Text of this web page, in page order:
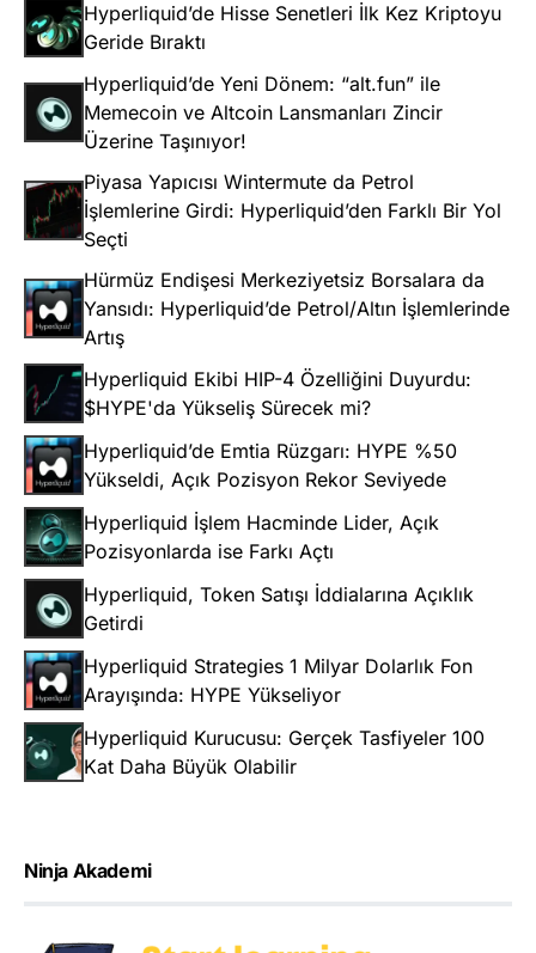
Hyperliquid’de Hisse Senetleri İlk Kez Kriptoyu
Geride Bıraktı
Hyperliquid’de Yeni Dönem: “alt.fun” ile
Memecoin ve Altcoin Lansmanları Zincir
Üzerine Taşınıyor!
Piyasa Yapıcısı Wintermute da Petrol
İşlemlerine Girdi: Hyperliquid’den Farklı Bir Yol
Seçti
Hürmüz Endişesi Merkeziyetsiz Borsalara da
Yansıdı: Hyperliquid’de Petrol/Altın İşlemlerinde
Artış
Hyperliquid Ekibi HIP-4 Özelliğini Duyurdu:
$HYPE'da Yükseliş Sürecek mi?
Hyperliquid’de Emtia Rüzgarı: HYPE %50
Yükseldi, Açık Pozisyon Rekor Seviyede
Hyperliquid İşlem Hacminde Lider, Açık
Pozisyonlarda ise Farkı Açtı
Hyperliquid, Token Satışı İddialarına Açıklık
Getirdi
Hyperliquid Strategies 1 Milyar Dolarlık Fon
Arayışında: HYPE Yükseliyor
Hyperliquid Kurucusu: Gerçek Tasfiyeler 100
Kat Daha Büyük Olabilir
Ninja Akademi